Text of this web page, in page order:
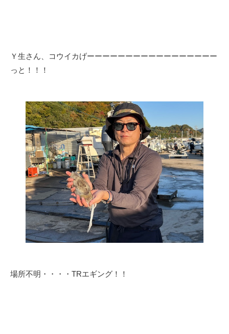
Ｙ生さん、コウイカげーーーーーーーーーーーーーーーーー
っと！！！
場所不明・・・・TRエギング！！